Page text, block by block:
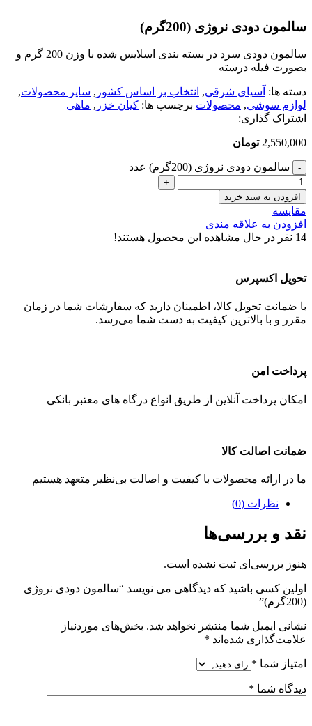
سالمون دودی نروژی (200گرم)
سالمون دودی سرد در بسته بندی اسلایس شده با وزن 200 گرم و
بصورت فیله درسته
دسته ها: آسیای شرقی, انتخاب بر اساس کشور , سایر محصولات,
لوازم سوشی, محصولات برچسب ها: کیان خزر , ماهی
اشتراک گذاری:
2,550,000 تومان
سالمون دودی نروژی (200گرم) عدد
افزودن به سبد خرید
مقایسه
افزودن به علاقه مندی
14 نفر در حال مشاهده این محصول هستند!
تحویل اکسپرس
با ضمانت تحویل کالا، اطمینان دارید که سفارشات شما در زمان
مقرر و با بالاترین کیفیت به دست شما می‌رسد.
پرداخت امن
امکان پرداخت آنلاین از طریق انواع درگاه های معتبر بانکی
ضمانت اصالت کالا
ما در ارائه محصولات با کیفیت و اصالت بی‌نظیر متعهد هستیم
نظرات (0)
نقد و بررسی‌ها
هنوز بررسی‌ای ثبت نشده است.
اولین کسی باشید که دیدگاهی می نویسد “سالمون دودی نروژی
(200گرم)”
نشانی ایمیل شما منتشر نخواهد شد. بخش‌های موردنیاز
علامت‌گذاری شده‌اند *
امتیاز شما *
دیدگاه شما *